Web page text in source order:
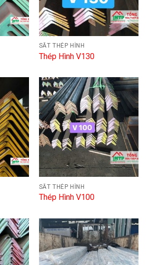
SẮT THÉP HÌNH
Thép Hình V130
SẮT THÉP HÌNH
Thép Hình V100